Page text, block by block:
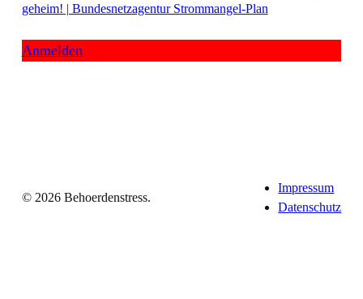
geheim! | Bundesnetzagentur Strommangel-Plan
Anmelden
© 2026 Behoerdenstress.
Impressum
Datenschutz